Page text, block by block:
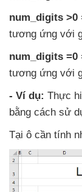
num_digits >0
tương ứng với
num_digits =0
tương ứng với
- Ví dụ: Thực
bằng cách sử
Tại ô cần tính